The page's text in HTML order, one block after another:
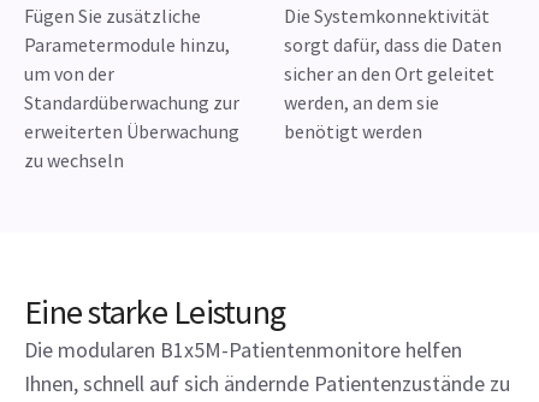
Fügen Sie zusätzliche
Parametermodule hinzu,
um von der
Standardüberwachung zur
erweiterten Überwachung
zu wechseln
Die Systemkonnektivität
sorgt dafür, dass die Daten
sicher an den Ort geleitet
werden, an dem sie
benötigt werden
Eine starke Leistung
Die modularen B1x5M-Patientenmonitore helfen
Ihnen, schnell auf sich ändernde Patientenzustände zu